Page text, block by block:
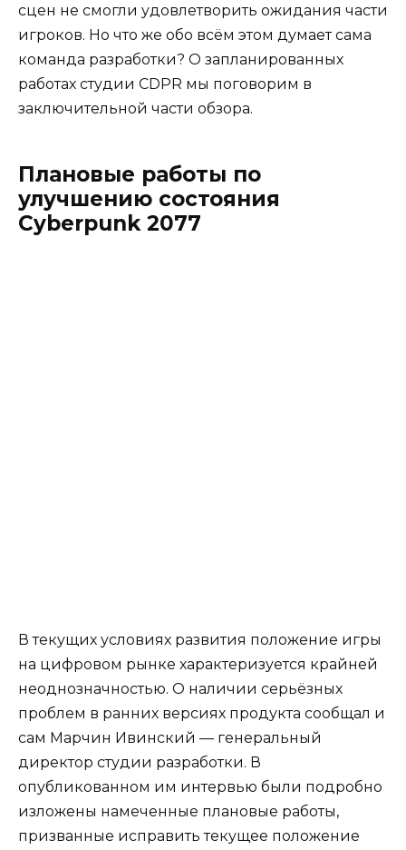
сцен не смогли удовлетворить ожидания части
игроков. Но что же обо всём этом думает сама
команда разработки? О запланированных
работах студии CDPR мы поговорим в
заключительной части обзора.
Плановые работы по
улучшению состояния
Cyberpunk 2077
В текущих условиях развития положение игры
на цифровом рынке характеризуется крайней
неоднозначностью. О наличии серьёзных
проблем в ранних версиях продукта сообщал и
сам Марчин Ивинский — генеральный
директор студии разработки. В
опубликованном им интервью были подробно
изложены намеченные плановые работы,
призванные исправить текущее положение